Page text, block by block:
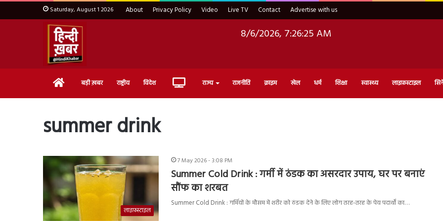
Saturday, August 1 2026 About Privacy Policy Video Live TV Contact Advertise with us
8/6/2026, 7:26:26 AM
Home बड़ी ख़बर राष्ट्रीय विदेश Live राज्य राजनीति क्राइम खेल धर्म शिक्षा स्वास्थ्य लाइफ़स्टाइल
summer drink
लाइफ़स्टाइल
7 May 2026 - 3:08 PM
Summer Cold Drink : गर्मी में ठंडक का असरदार उपाय, घर पर बनाएं
सौंफ का शरबत
Summer Cold Drink : गर्मियों के मौसम में शरीर को ठंडक देने के लिए लोग तरह-तरह के पेय पदार्थों का…